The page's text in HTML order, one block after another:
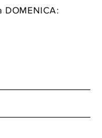
DOMENICA: